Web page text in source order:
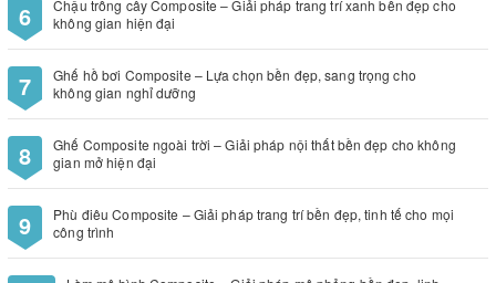
♻️THÔNG TIN VỀ CHẤT LIỆU VÀ
CÁC ỨNG DỤNG HỮU ÍCH DO
6
Chậu trồng cây Composite – Giải pháp trang trí xanh bền đẹp cho
không gian hiện đại
7
Ghế hồ bơi Composite – Lựa chọn bền đẹp, sang trọng cho
không gian nghỉ dưỡng
8
Ghế Composite ngoài trời – Giải pháp nội thất bền đẹp cho không
gian mở hiện đại
9
Phù điêu Composite – Giải pháp trang trí bền đẹp, tinh tế cho mọi
công trình